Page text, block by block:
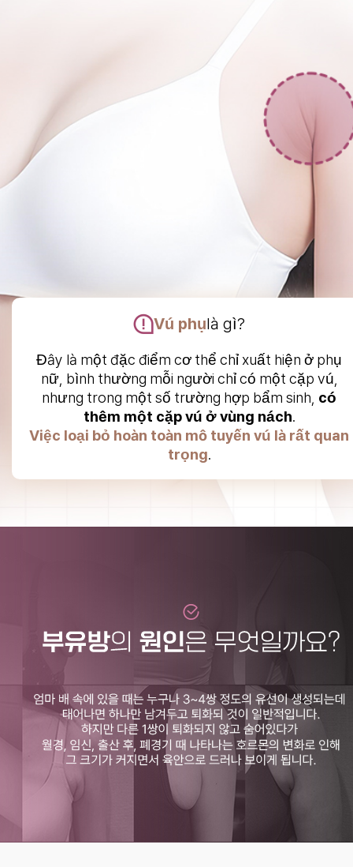
Vú phụlà gì?
Đây là một đặc điểm cơ thể chỉ xuất hiện ở phụ
nữ, bình thường mỗi người chỉ có một cặp vú,
nhưng trong một số trường hợp bẩm sinh, có
thêm một cặp vú ở vùng nách.
Việc loại bỏ hoàn toàn mô tuyến vú là rất quan
trọng.